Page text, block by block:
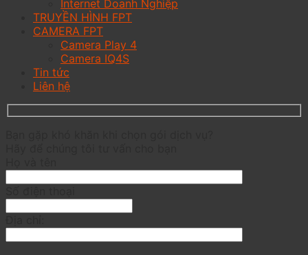
Internet Doanh Nghiệp
TRUYỀN HÌNH FPT
CAMERA FPT
Camera Play 4
Camera IQ4S
Tin tức
Liên hệ